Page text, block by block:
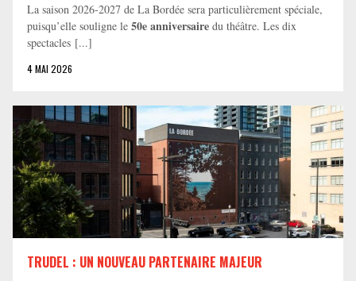
La saison 2026-2027 de La Bordée sera particulièrement spéciale,
puisqu’elle souligne le 50e anniversaire du théâtre. Les dix
spectacles [...]
4 MAI 2026
TRUDEL : UN NOUVEAU PARTENAIRE MAJEUR